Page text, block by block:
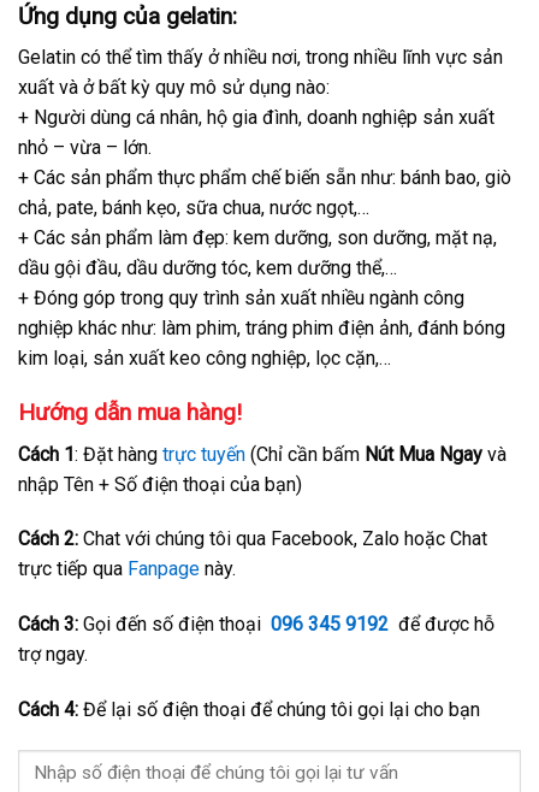
Ứng dụng của gelatin:
Gelatin có thể tìm thấy ở nhiều nơi, trong nhiều lĩnh vực sản
xuất và ở bất kỳ quy mô sử dụng nào:
+ Người dùng cá nhân, hộ gia đình, doanh nghiệp sản xuất
nhỏ – vừa – lớn.
+ Các sản phẩm thực phẩm chế biến sẵn như: bánh bao, giò
chả, pate, bánh kẹo, sữa chua, nước ngọt,…
+ Các sản phẩm làm đẹp: kem dưỡng, son dưỡng, mặt nạ,
dầu gội đầu, dầu dưỡng tóc, kem dưỡng thể,…
+ Đóng góp trong quy trình sản xuất nhiều ngành công
nghiệp khác như: làm phim, tráng phim điện ảnh, đánh bóng
kim loại, sản xuất keo công nghiệp, lọc cặn,…
Hướng dẫn mua hàng!
Cách 1: Đặt hàng trực tuyến (Chỉ cần bấm Nút Mua Ngay và
nhập Tên + Số điện thoại của bạn)
Cách 2: Chat với chúng tôi qua Facebook, Zalo hoặc Chat
trực tiếp qua Fanpage này.
Cách 3: Gọi đến số điện thoại 096 345 9192 để được hỗ
trợ ngay.
Cách 4: Để lại số điện thoại để chúng tôi gọi lại cho bạn